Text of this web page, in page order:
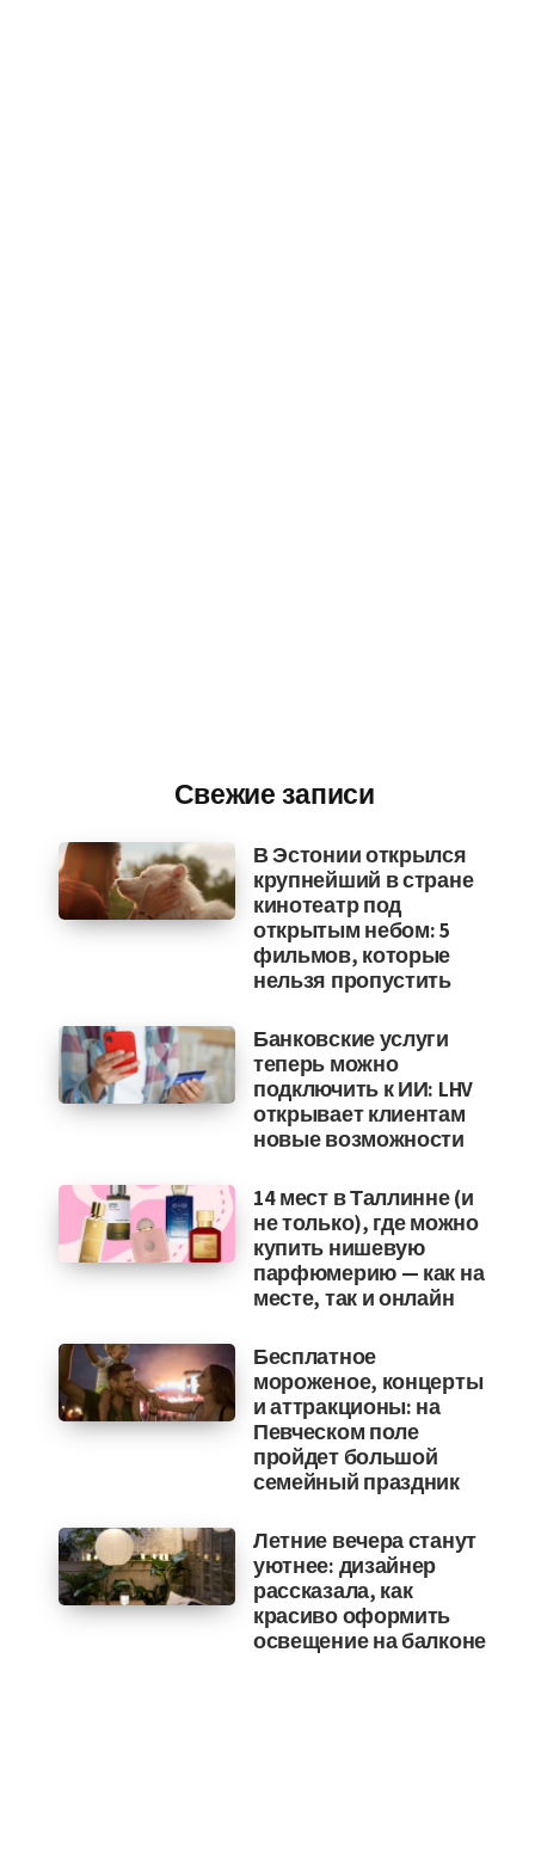
Свежие записи
В Эстонии открылся
крупнейший в стране
кинотеатр под
открытым небом: 5
фильмов, которые
нельзя пропустить
Банковские услуги
теперь можно
подключить к ИИ: LHV
открывает клиентам
новые возможности
14 мест в Таллинне (и
не только), где можно
купить нишевую
парфюмерию — как на
месте, так и онлайн
Бесплатное
мороженое, концерты
и аттракционы: на
Певческом поле
пройдет большой
семейный праздник
Летние вечера станут
уютнее: дизайнер
рассказала, как
красиво оформить
освещение на балконе